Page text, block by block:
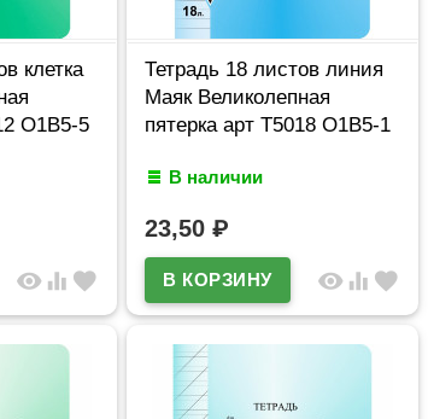
клетка
О1В5-5
visibility equalizer favorite
Тетрадь 18 листов линия
Маяк Великолепная
пятерка арт Т5018 О1В5-1
В наличии
23,50₽
visibility equalizer favorite